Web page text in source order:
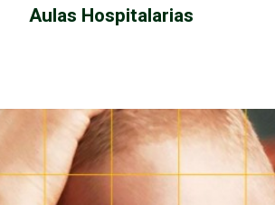
Aulas Hospitalarias